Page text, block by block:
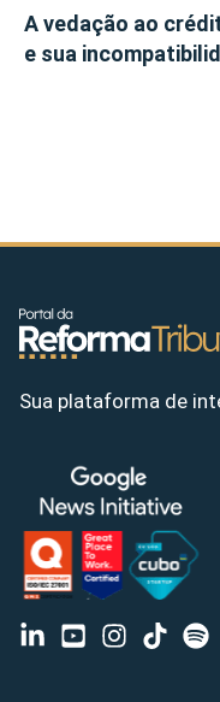
A vedação ao
e sua
Sua plataforma de